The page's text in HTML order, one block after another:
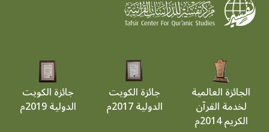
الجائزة العالمية
لخدمة القرآن
الكريم 2014م
جائزة الكويت
الدولية 2017م
جائزة الكويت
الدولية 2019م